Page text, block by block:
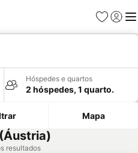
Favoritos
Iniciar
Hóspedes e quartos
2 hóspedes, 1 quarto.
Mapa
resultados